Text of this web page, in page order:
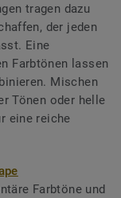
tragen dazu
der jeden
Eine
Farbtönen lassen
Mischen
Tönen oder helle
eine reiche
Farbtöne und